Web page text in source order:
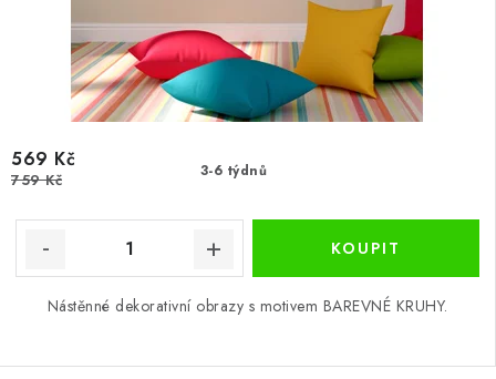
3-6 týdnů
569 Kč
759 Kč
Nástěnné dekorativní obrazy s motivem BAREVNÉ KRUHY.